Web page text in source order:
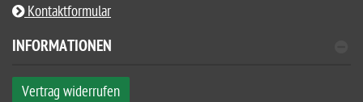
Kontaktformular
INFORMATIONEN
Vertrag widerrufen